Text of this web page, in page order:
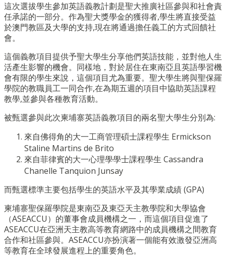
這次選拔學生參加英語義教計劃是聖大推廣社區參與和社會責
任承諾的一部分。作為聖大獎學金的獲得者,學生將直接受益
於澳門教區及大學的支持,現在將通過擔任義工的方式回饋社
會。
這個義教項目提供予聖大學生分享他們英語技能，並對他人生
活產生影響的機會。同樣地，對於居住在東南亞且英語學習機
會有限的學生來說，這個項目尤為重要。聖大學生將與聖保羅
學院的教職員工一同合作,在為期五週的項目中協助英語課程
教學,並參與各種教育活動。
被甄選參與此次柬埔寨英語義教項目的兩名聖大學生分別為:
來自佛得角的大一工商管理碩士課程學生 Ermickson
Staline Martins de Brito
來自菲律賓的大一心理學學士課程學生 Cassandra
Chanelle Tanquion Junsay
而甄選標準主要包括學生的英語水平及其學業成績 (GPA)
柬埔寨聖保羅學院是東南亞及東亞天主教學院和大學協會
（ASEACCU）的董事會成員機構之一，而這個項目促進了
ASEACCU在亞洲天主教高等教育網路中的成員機構之間教育
合作和社區參與。ASEACCU亦扮演著一個能有效激發亞洲高
等教育在全球發展進程上的重要角色。